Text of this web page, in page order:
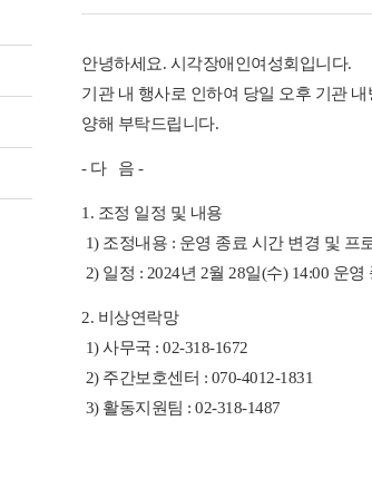
안녕하세요. 시각장애인여성회입니다.
기관 내 행사로 인하여 당일 오후 기관
양해 부탁드립니다.
- 다 음 -
1. 조정 일정 및 내용
1) 조정내용 : 운영 종료 시간 변경 및 프
2) 일정 : 2024년 2월 28일(수) 14:00 운영
2. 비상연락망
1) 사무국 : 02-318-1672
2) 주간보호센터 : 070-4012-1831
3) 활동지원팀 : 02-318-1487